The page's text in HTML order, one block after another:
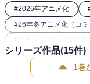
#2026年アニメ化
#26年冬アニメ化（コミ
# スケートがテーマのコ
シリーズ作品(15件)
1巻